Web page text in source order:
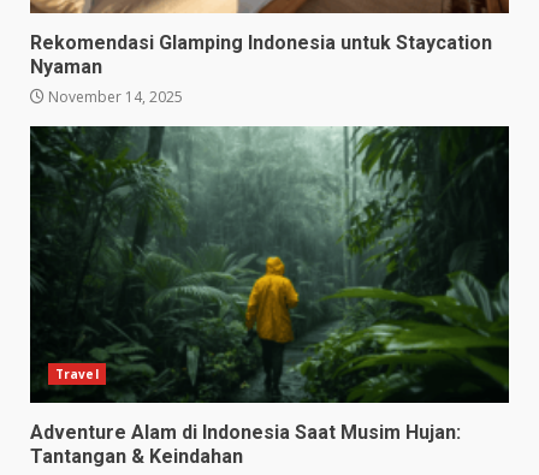
Rekomendasi Glamping Indonesia untuk Staycation
Nyaman
November 14, 2025
Travel
Adventure Alam di Indonesia Saat Musim Hujan:
Tantangan & Keindahan